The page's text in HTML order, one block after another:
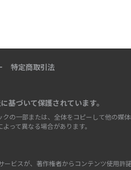
特定商取引法
基づいて保護されています。
の一部または、全体をコピーして他の媒
って異なる場合があります。
ビスが、著作権者からコンテンツ使用許